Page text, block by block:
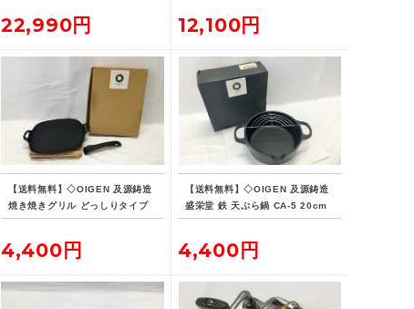
22,990円 12,100円
【送料無料】◇OIGEN 及源鋳造
焼き焼きグリル どっしりタイプ
U-33
4,400円
【送料無料】◇OIGEN 及源鋳造
盛栄堂 鉄 天ぷら鍋 CA-5 20cm
4,400円